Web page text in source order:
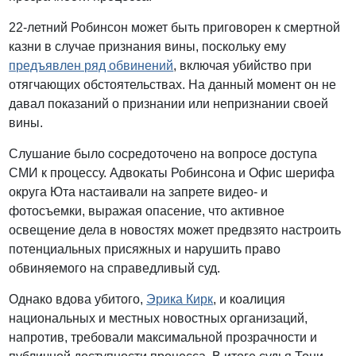
22-летний Робинсон может быть приговорен к смертной
казни в случае признания вины, поскольку ему
предъявлен ряд обвинений, включая убийство при
отягчающих обстоятельствах. На данный момент он не
давал показаний о признании или непризнании своей
вины.
Слушание было сосредоточено на вопросе доступа
СМИ к процессу. Адвокаты Робинсона и Офис шерифа
округа Юта настаивали на запрете видео- и
фотосъемки, выражая опасение, что активное
освещение дела в новостях может предвзято настроить
потенциальных присяжных и нарушить право
обвиняемого на справедливый суд.
Однако вдова убитого, Эрика Кирк, и коалиция
национальных и местных новостных организаций,
напротив, требовали максимальной прозрачности и